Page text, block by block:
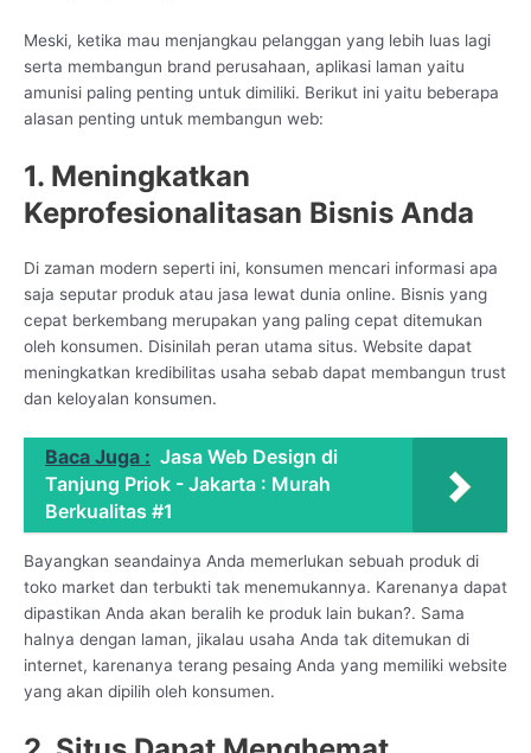
Meski, ketika mau menjangkau pelanggan yang lebih luas lagi
serta membangun brand perusahaan, aplikasi laman yaitu
amunisi paling penting untuk dimiliki. Berikut ini yaitu beberapa
alasan penting untuk membangun web:
1. Meningkatkan
Keprofesionalitasan Bisnis Anda
Di zaman modern seperti ini, konsumen mencari informasi apa
saja seputar produk atau jasa lewat dunia online. Bisnis yang
cepat berkembang merupakan yang paling cepat ditemukan
oleh konsumen. Disinilah peran utama situs. Website dapat
meningkatkan kredibilitas usaha sebab dapat membangun trust
dan keloyalan konsumen.
Baca Juga : Jasa Web Design di
Tanjung Priok - Jakarta : Murah
Berkualitas #1
Bayangkan seandainya Anda memerlukan sebuah produk di
toko market dan terbukti tak menemukannya. Karenanya dapat
dipastikan Anda akan beralih ke produk lain bukan?. Sama
halnya dengan laman, jikalau usaha Anda tak ditemukan di
internet, karenanya terang pesaing Anda yang memiliki website
yang akan dipilih oleh konsumen.